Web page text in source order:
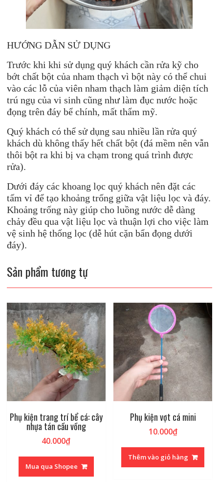
HƯỚNG DẪN SỬ DỤNG
Trước khi khi sử dụng quý khách cần rửa kỹ cho
bớt chất bột của nham thạch vì bột này có thể chui
vào các lỗ của viên nham thạch làm giảm diện tích
trú ngụ của vi sinh cũng như làm đục nước hoặc
đọng trên đáy bể chính, mất thẩm mỹ.
Quý khách có thể sử dụng sau nhiều lần rửa quý
khách dù không thấy hết chất bột (đá mềm nên vẫn
thôi bột ra khi bị va chạm trong quá trình được
rửa).
Dưới đáy các khoang lọc quý khách nên đặt các
tấm vỉ để tạo khoảng trống giữa vật liệu lọc và đáy.
Khoảng trống này giúp cho luồng nước dễ dàng
chảy đều qua vật liệu lọc và thuận lợi cho việc làm
vệ sinh hệ thống lọc (dễ hút cặn bẩn đọng dưới
đáy).
Sản phẩm tương tự
Phụ kiện trang trí bể cá: cây
nhựa tán cầu vồng
40.000₫
Mua qua Shopee
Phụ kiện vợt cá mini
10.000₫
Thêm vào giỏ hàng